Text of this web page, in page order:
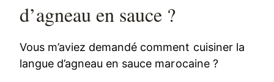
d’agneau en sauce ?
Vous m’aviez demandé comment cuisiner la
langue d’agneau en sauce marocaine ?